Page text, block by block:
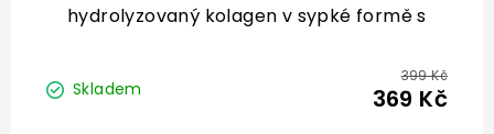
hydrolyzovaný kolagen v sypké formě s
Skladem
399 Kč
369 Kč